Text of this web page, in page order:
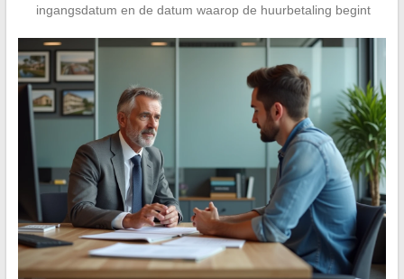
ingangsdatum en de datum waarop de huurbetaling begint